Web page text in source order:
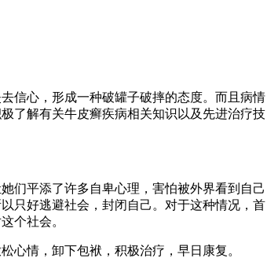
信心，形成一种破罐子破摔的态度。而且病情
了解有关牛皮癣疾病相关知识以及先进治疗技
平添了许多自卑心理，害怕被外界看到自己
只好逃避社会，封闭自己。对于这种情况，首
个社会。
情，卸下包袱，积极治疗，早日康复。